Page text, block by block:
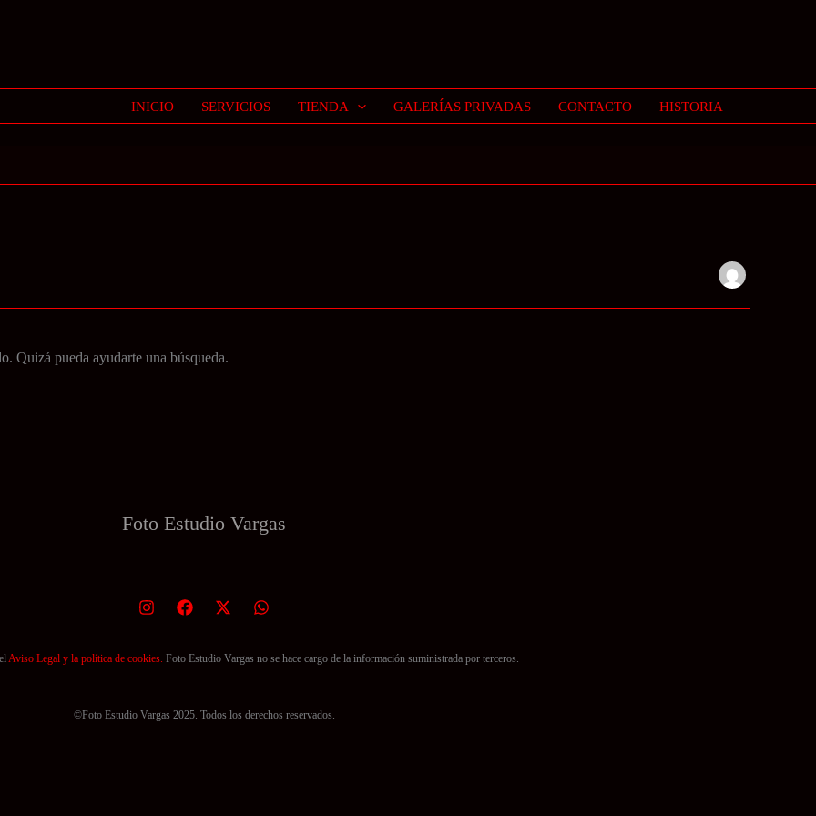
INICIO SERVICIOS TIENDA GALERÍAS PRIVADAS CONTACTO HISTORIA
Quizá pueda ayudarte una búsqueda.
Foto Estudio Vargas
Aviso Legal y la política de cookies. Foto Estudio Vargas no se hace cargo de la información suministrada por terceros.
©Foto Estudio Vargas 2025. Todos los derechos reservados.